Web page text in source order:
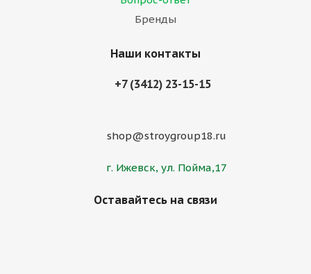
Бренды
Наши контакты
+7 (3412) 23-15-15
shop@stroygroup18.ru
г. Ижевск, ул. Пойма,17
Оставайтесь на связи